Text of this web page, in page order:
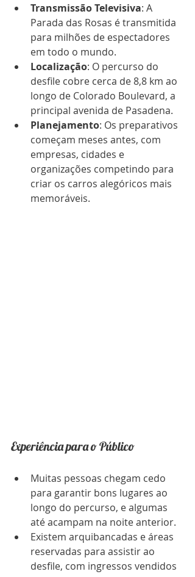
Transmissão Televisiva: A
Parada das Rosas é transmitida
para milhões de espectadores
em todo o mundo.
Localização: O percurso do
desfile cobre cerca de 8,8 km ao
longo de Colorado Boulevard, a
principal avenida de Pasadena.
Planejamento: Os preparativos
começam meses antes, com
empresas, cidades e
organizações competindo para
criar os carros alegóricos mais
memoráveis.
Experiência para o Público
Muitas pessoas chegam cedo
para garantir bons lugares ao
longo do percurso, e algumas
até acampam na noite anterior.
Existem arquibancadas e áreas
reservadas para assistir ao
desfile, com ingressos vendidos